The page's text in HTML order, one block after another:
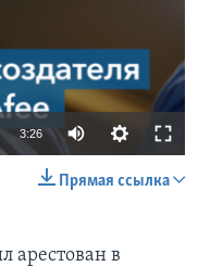
available
3:26
Прямая ссылка
арестован в